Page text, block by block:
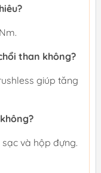
than không?
giúp tăng
sạc và hộp đựng.